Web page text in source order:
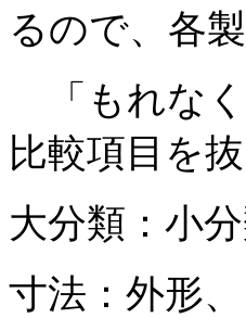
るので、各
「もれなく
比較項目を
大分類：小
寸法：外形